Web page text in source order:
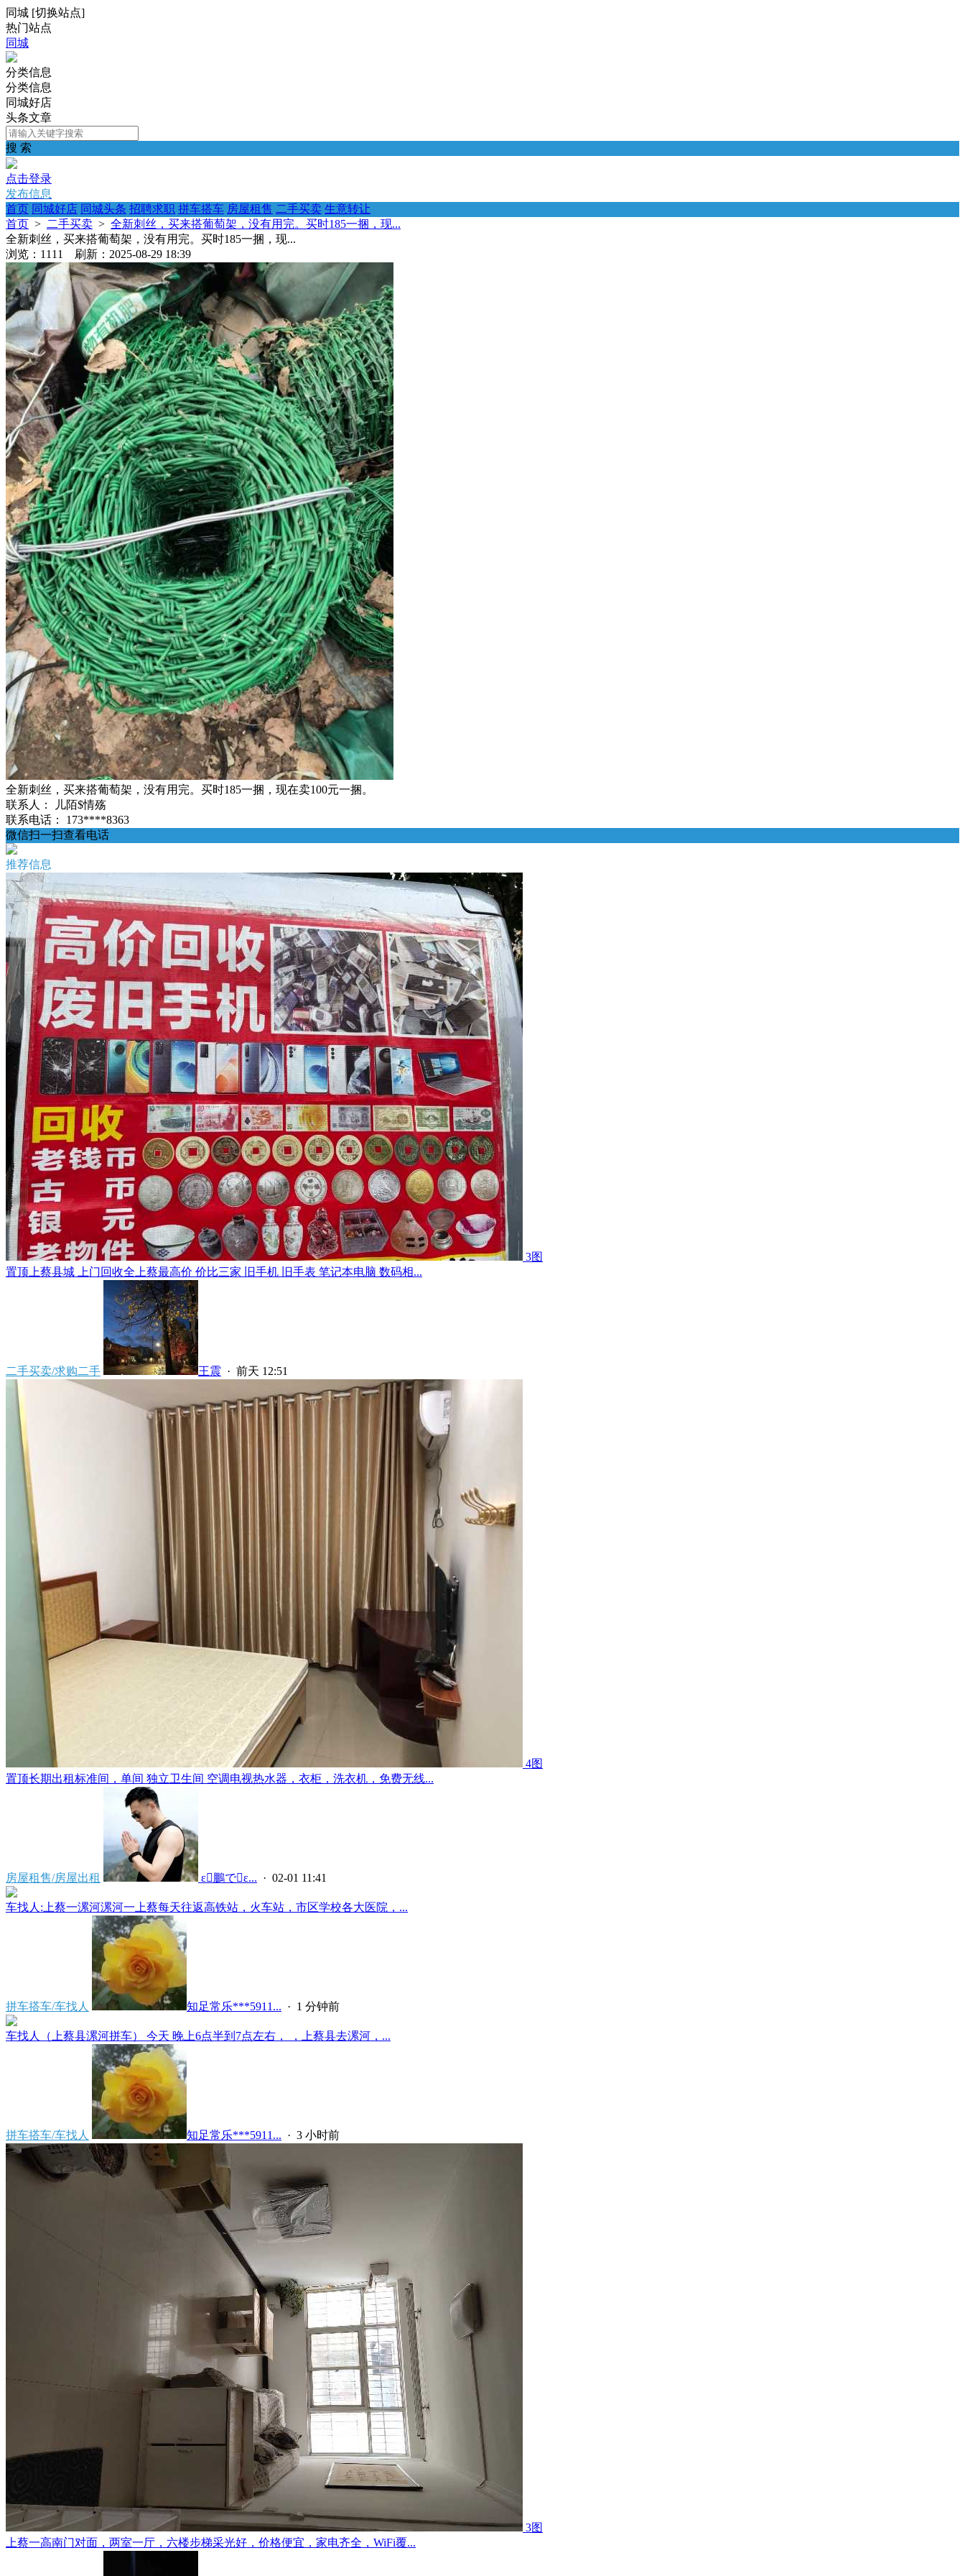
同城 [切换站点]
热门站点
同城
分类信息
分类信息
同城好店
头条文章
搜 索
点击登录
发布信息
首页 同城好店 同城头条 招聘求职 拼车搭车 房屋租售 二手买卖 生意转让
首页 > 二手买卖 > 全新刺丝，买来搭葡萄架，没有用完。买时185一捆，现...
全新刺丝，买来搭葡萄架，没有用完。买时185一捆，现...
浏览：1111 刷新：2025-08-29 18:39
全新刺丝，买来搭葡萄架，没有用完。买时185一捆，现在卖100元一捆。
联系人：
儿陌$情殇
联系电话：
173****8363
微信扫一扫查看电话
推荐信息
3图
置顶 上蔡县城 上门回收全上蔡最高价 价比三家 旧手机 旧手表 笔记本电脑 数码相...
二手买卖/求购二手 王震 · 前天 12:51
4图
置顶长期出租标准间，单间 独立卫生间 空调电视热水器，衣柜，洗衣机，免费无线...
房屋租售/房屋出租  ε鵬でε... · 02-01 11:41
车找人:上蔡一漯河漯河一上蔡每天往返高铁站，火车站，市区学校各大医院，...
拼车搭车/车找人 知足常乐***5911... · 1 分钟前
车找人（上蔡县漯河拼车） 今天 晚上6点半到7点左右， ，上蔡县去漯河，...
拼车搭车/车找人 知足常乐***5911... · 3 小时前
3图
上蔡一高南门对面，两室一厅，六楼步梯采光好，价格便宜，家电齐全，WiFi覆...